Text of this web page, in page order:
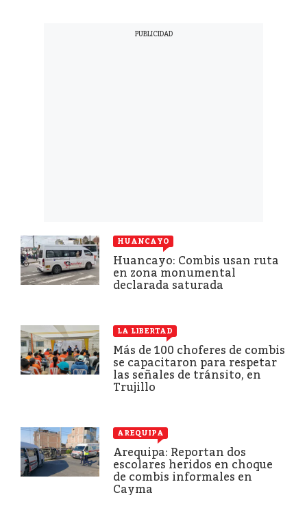
HUANCAYO
Huancayo: Combis usan ruta
en zona monumental
declarada saturada
LA LIBERTAD
Más de 100 choferes de combis
se capacitaron para respetar
las señales de tránsito, en
Trujillo
AREQUIPA
Arequipa: Reportan dos
escolares heridos en choque
de combis informales en
Cayma